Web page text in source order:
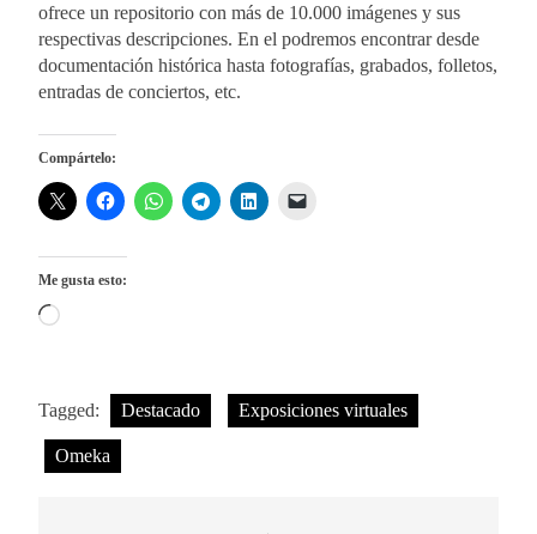
ofrece un repositorio con más de 10.000 imágenes y sus
respectivas descripciones. En el podremos encontrar desde
documentación histórica hasta fotografías, grabados, folletos,
entradas de conciertos, etc.
Compártelo:
Me gusta esto:
Cargando...
Tagged: Destacado Exposiciones virtuales
Omeka